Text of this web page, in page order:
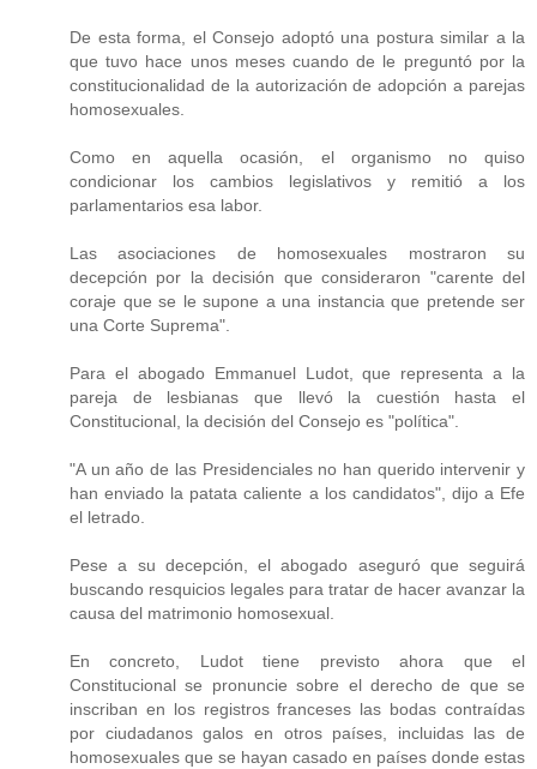
De esta forma, el Consejo adoptó una postura similar a la
que tuvo hace unos meses cuando de le preguntó por la
constitucionalidad de la autorización de adopción a parejas
homosexuales.
Como en aquella ocasión, el organismo no quiso
condicionar los cambios legislativos y remitió a los
parlamentarios esa labor.
Las asociaciones de homosexuales mostraron su
decepción por la decisión que consideraron "carente del
coraje que se le supone a una instancia que pretende ser
una Corte Suprema".
Para el abogado Emmanuel Ludot, que representa a la
pareja de lesbianas que llevó la cuestión hasta el
Constitucional, la decisión del Consejo es "política".
"A un año de las Presidenciales no han querido intervenir y
han enviado la patata caliente a los candidatos", dijo a Efe
el letrado.
Pese a su decepción, el abogado aseguró que seguirá
buscando resquicios legales para tratar de hacer avanzar la
causa del matrimonio homosexual.
En concreto, Ludot tiene previsto ahora que el
Constitucional se pronuncie sobre el derecho de que se
inscriban en los registros franceses las bodas contraídas
por ciudadanos galos en otros países, incluidas las de
homosexuales que se hayan casado en países donde estas